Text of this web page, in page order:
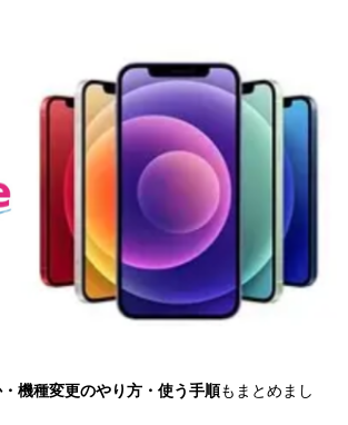
機種変更のやり方・使う手順もまとめまし